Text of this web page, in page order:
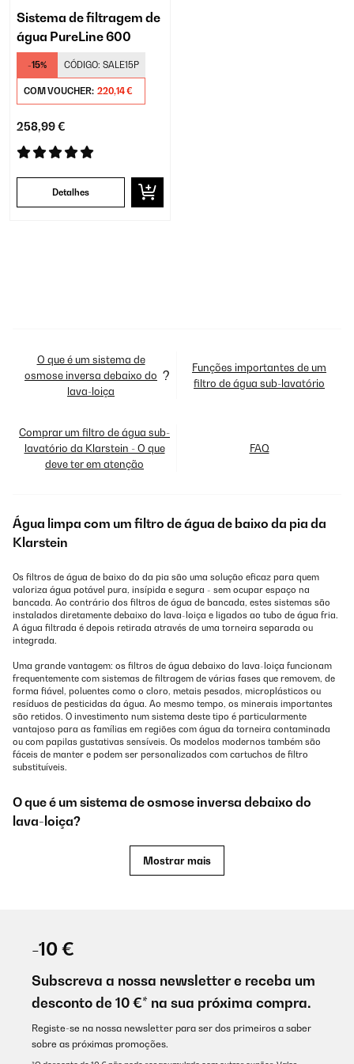
Sistema de filtragem de
água PureLine 600
-15% CÓDIGO: SALE15P
COM VOUCHER: 220,14 €
258,99 €
Detalhes
O que é um sistema de
osmose inversa debaixo do
lava-loiça
?
Funções importantes de um
filtro de água sub-lavatório
Comprar um filtro de água sub-
lavatório da Klarstein - O que
deve ter em atenção
FAQ
Água limpa com um filtro de água de baixo da pia da
Klarstein
Os filtros de água de baixo do da pia são uma solução eficaz para quem
valoriza água potável pura, insípida e segura - sem ocupar espaço na
bancada. Ao contrário dos filtros de água de bancada, estes sistemas são
instalados diretamente debaixo do lava-loiça e ligados ao tubo de água fria.
A água filtrada é depois retirada através de uma torneira separada ou
integrada.
Uma grande vantagem: os filtros de água debaixo do lava-loiça funcionam
frequentemente com sistemas de filtragem de várias fases que removem, de
forma fiável, poluentes como o cloro, metais pesados, microplásticos ou
resíduos de pesticidas da água. Ao mesmo tempo, os minerais importantes
são retidos. O investimento num sistema deste tipo é particularmente
vantajoso para as famílias em regiões com água da torneira contaminada
ou com papilas gustativas sensíveis. Os modelos modernos também são
fáceis de manter e podem ser personalizados com cartuchos de filtro
substituíveis.
O que é um sistema de osmose inversa debaixo do
lava-loiça?
Um sistema de osmose sub-lavatório da Klarstein é um sistema de filtragem
Como funciona a osmose inversa
Pré-filtro (por exemplo, filtro de sedimentos e filtro de
carvão ativado): Removem as partículas grosseiras, o cloro
Mostrar mais
-10 €
Subscreva a nossa newsletter e receba um
desconto de 10 €* na sua próxima compra.
Registe-se na nossa newsletter para ser dos primeiros a saber
sobre as próximas promoções.